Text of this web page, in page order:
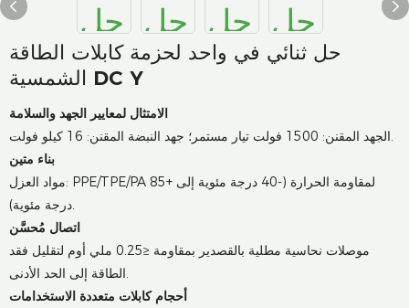
حل ثنائي في واحد لحزمة كابلات الطاقة
الشمسية DC Y
الامتثال لمعايير الجهد والسلامة
الجهد المقنن: 1500 فولت تيار مستمر؛ جهد النبضة المقنن: 16 كيلو فولت.
بناء متين
مواد العزل: PPE/TPE/PA لمقاومة الحرارة (-40 درجة مئوية إلى +85
درجة مئوية).
اتصال مُحسَّن
موصلات نحاسية مطلية بالقصدير بمقاومة ≤0.25 ملي أوم لتقليل فقد
الطاقة إلى الحد الأدنى.
أحجام كابلات متعددة الاستخدامات